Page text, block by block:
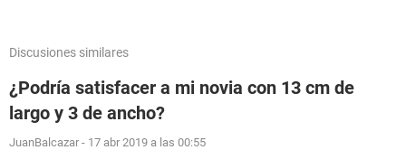
Discusiones similares
¿Podría satisfacer a mi novia con 13 cm de
largo y 3 de ancho?
JuanBalcazar - 17 abr 2019 a las 00:55